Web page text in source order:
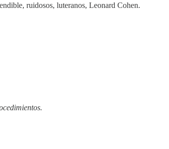
ruidosos, luteranos, Leonard Cohen.